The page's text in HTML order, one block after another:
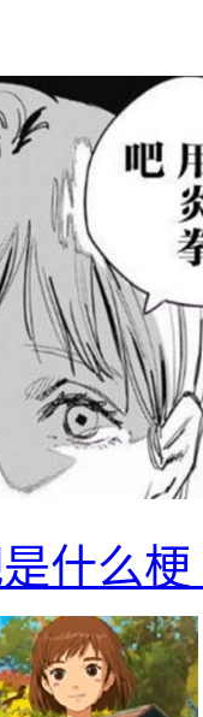
什么